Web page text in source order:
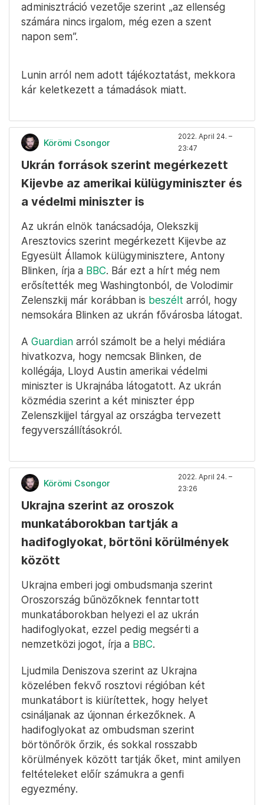
adminisztráció vezetője szerint „az ellenség
számára nincs irgalom, még ezen a szent
napon sem”.
Lunin arról nem adott tájékoztatást, mekkora
kár keletkezett a támadások miatt.
Körömi Csongor
2022. April 24. –
23:47
Ukrán források szerint megérkezett
Kijevbe az amerikai külügyminiszter és
a védelmi miniszter is
Az ukrán elnök tanácsadója, Olekszkij
Aresztovics szerint megérkezett Kijevbe az
Egyesült Államok külügyminisztere, Antony
Blinken, írja a BBC. Bár ezt a hírt még nem
erősítették meg Washingtonból, de Volodimir
Zelenszkij már korábban is beszélt arról, hogy
nemsokára Blinken az ukrán fővárosba látogat.
A Guardian arról számolt be a helyi médiára
hivatkozva, hogy nemcsak Blinken, de
kollégája, Lloyd Austin amerikai védelmi
miniszter is Ukrajnába látogatott. Az ukrán
közmédia szerint a két miniszter épp
Zelenszkijjel tárgyal az országba tervezett
fegyverszállításokról.
Körömi Csongor
2022. April 24. –
23:26
Ukrajna szerint az oroszok
munkatáborokban tartják a
hadifoglyokat, börtöni körülmények
között
Ukrajna emberi jogi ombudsmanja szerint
Oroszország bűnözőknek fenntartott
munkatáborokban helyezi el az ukrán
hadifoglyokat, ezzel pedig megsérti a
nemzetközi jogot, írja a BBC.
Ljudmila Deniszova szerint az Ukrajna
közelében fekvő rosztovi régióban két
munkatábort is kiürítettek, hogy helyet
csináljanak az újonnan érkezőknek. A
hadifoglyokat az ombudsman szerint
börtönőrök őrzik, és sokkal rosszabb
körülmények között tartják őket, mint amilyen
feltételeket előír számukra a genfi
egyezmény.